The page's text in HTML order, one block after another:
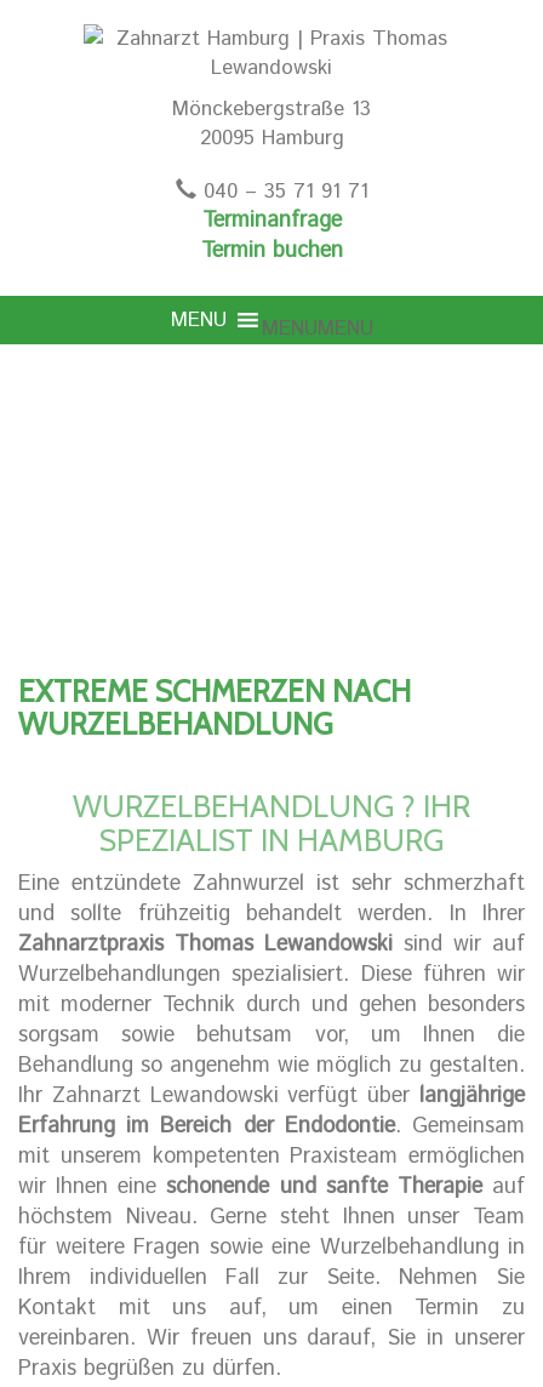
Mönckebergstraße 13
20095 Hamburg
040 – 35 71 91 71
Terminanfrage
Termin buchen
MENUMENU
EXTREME SCHMERZEN NACH
WURZELBEHANDLUNG
WURZELBEHANDLUNG ? IHR
SPEZIALIST IN HAMBURG
Eine entzündete Zahnwurzel ist sehr schmerzhaft
und sollte frühzeitig behandelt werden. In Ihrer
Zahnarztpraxis Thomas Lewandowski sind wir auf
Wurzelbehandlungen spezialisiert. Diese führen wir
mit moderner Technik durch und gehen besonders
sorgsam sowie behutsam vor, um Ihnen die
Behandlung so angenehm wie möglich zu gestalten.
Ihr Zahnarzt Lewandowski verfügt über langjährige
Erfahrung im Bereich der Endodontie. Gemeinsam
mit unserem kompetenten Praxisteam ermöglichen
wir Ihnen eineschonende und sanfte Therapieauf
höchstem Niveau. Gerne steht Ihnen unser Team
für weitere Fragen sowie eine Wurzelbehandlung in
Ihrem individuellen Fall zur Seite. Nehmen Sie
Kontakt mit uns auf, um einen Termin zu
vereinbaren. Wir freuen uns darauf, Sie in unserer
Praxis begrüßen zu dürfen.